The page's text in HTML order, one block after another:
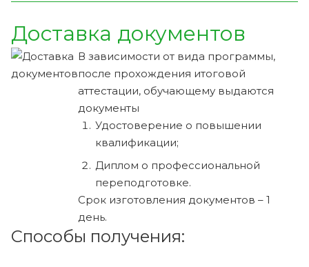
Доставка документов
В зависимости от вида программы,
после прохождения итоговой
аттестации, обучающему выдаются
документы
Удостоверение о повышении
квалификации;
Диплом о профессиональной
переподготовке.
Срок изготовления документов – 1
день.
Способы получения: